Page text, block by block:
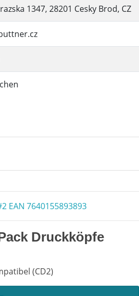
1347, 28201 Cesky Brod, CZ
EAN 7640155893893
Druckköpfe
(CD2)